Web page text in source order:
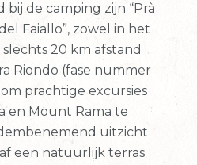
de camping zijn “Prà
Faiallo”, zowel in het
20 km afstand
Riondo (fase nummer
prachtige excursies
en Mount Rama te
uitzicht
een natuurlijk terras